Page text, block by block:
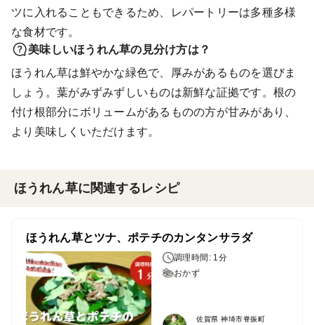
ツに入れることもできるため、レパートリーは多種多様
な食材です。
美味しいほうれん草の見分け方は？
ほうれん草は鮮やかな緑色で、厚みがあるものを選びま
しょう。葉がみずみずしいものは新鮮な証拠です。根の
付け根部分にボリュームがあるものの方が甘みがあり、
より美味しくいただけます。
ほうれん草に関連するレシピ
ほうれん草とツナ、ポテチのカンタンサラダ
調理時間: 1分
おかず
佐賀県 神埼市脊振町